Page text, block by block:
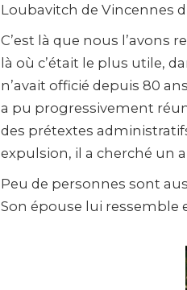
Loubavitch de Vincennes
C’est là que nous l’avons
là où c’était le plus utile,
n’avait officié depuis 80
a pu progressivement
des prétextes
expulsion, il a cherché un
Peu de personnes sont
Son épouse lui ressemble